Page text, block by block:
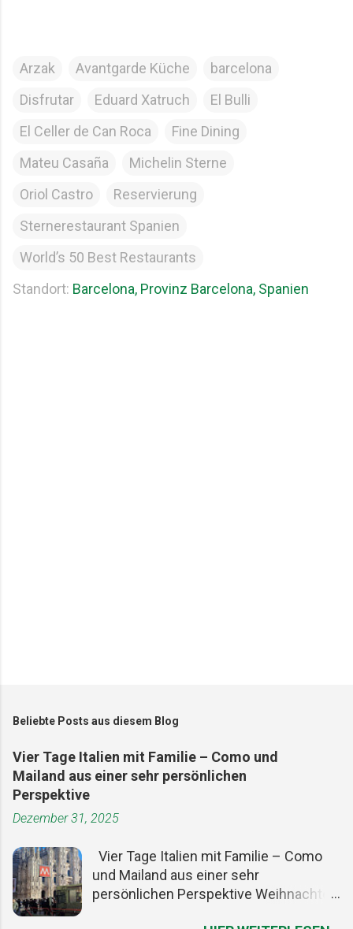
Arzak Avantgarde Küche
barcelona
Disfrutar
Eduard Xatruch
El Bulli
El Celler de Can Roca
Fine Dining
Mateu Casaña
Michelin Sterne
Oriol Castro
Reservierung
Sternerestaurant Spanien
World’s 50 Best Restaurants
Standort: Barcelona, Provinz Barcelona, Spanien
Beliebte Posts aus diesem Blog
Vier Tage Italien mit Familie – Como und
Mailand aus einer sehr persönlichen
Perspektive
Dezember 31, 2025
Vier Tage Italien mit Familie – Como
und Mailand aus einer sehr
persönlichen Perspektive Weihnachten